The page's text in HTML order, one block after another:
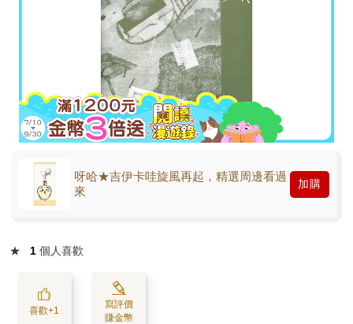
呀哈★吉伊卡哇旋風再起，精選周邊看過
來
加購
★ 1 個人喜歡
喜歡+1
寫評價
賺金幣